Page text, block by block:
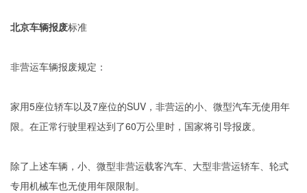
北京车辆报废标准
非营运车辆报废规定：
家用5座位轿车以及7座位的SUV，非营运的小、微型汽车无使用年
限。在正常行驶里程达到了60万公里时，国家将引导报废。
除了上述车辆，小、微型非营运载客汽车、大型非营运轿车、轮式
专用机械车也无使用年限限制。